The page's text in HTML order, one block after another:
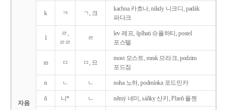
자음
k ㅋ ㄱ, 크
kachna 카흐나, nikdy 니크디, padák
파다크
l
ㄹ,
ㄹㄹ
ㄹ
lev 레프, šplhati 슈플하티, postel
포스텔
m ㅁ ㅁ, 므
most 모스트, mrak 므라크, podzim
포드짐
n ㄴ ㄴ noha 노하, podmínka 포드민카
ň 니* ㄴ němý 네미, sáňky 산키, Plzeň 플젠